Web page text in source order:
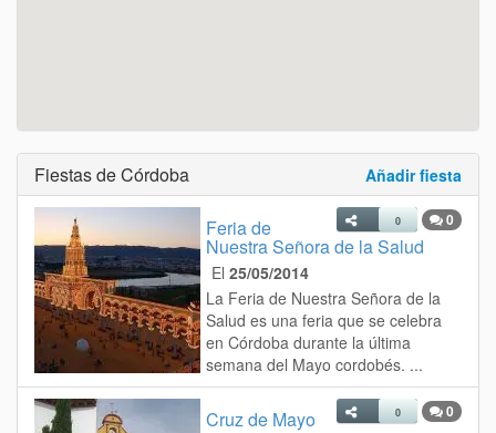
Añadir fiesta
Fiestas de Córdoba
0
0
Feria de
Nuestra Señora de la Salud
El 25/05/2014
La Feria de Nuestra Señora de la
Salud es una feria que se celebra
en Córdoba durante la última
semana del Mayo cordobés. ...
0
0
Cruz de Mayo